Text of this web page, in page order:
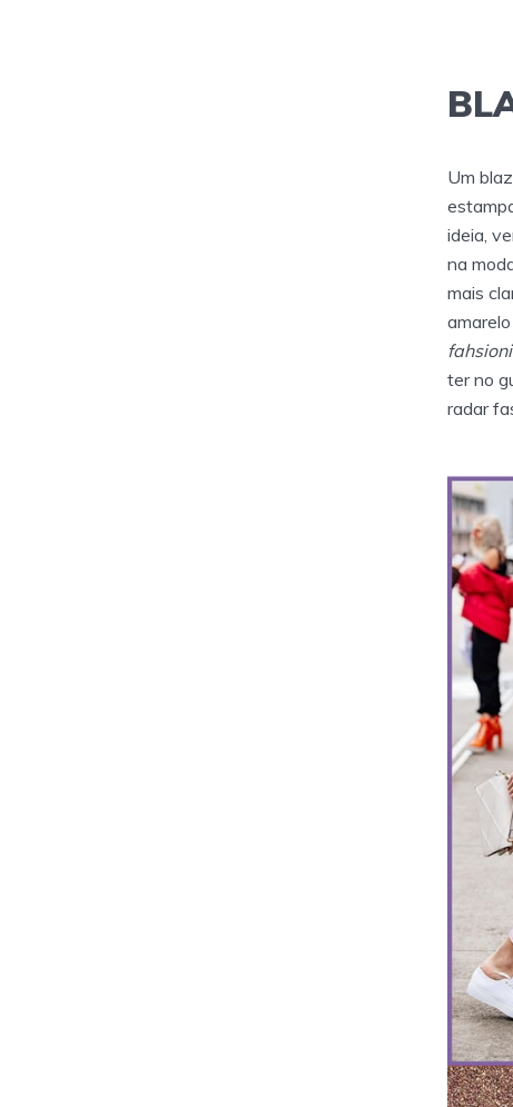
Um
ideia,
na
mais
ter no
radar